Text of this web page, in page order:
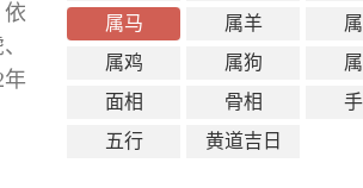
属马
属羊
属鸡
属狗
面相
骨相
五行
黄道吉日